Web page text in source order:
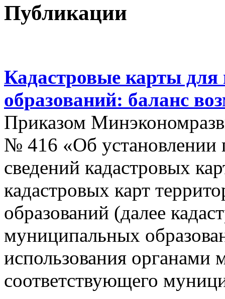
Публикации
Кадастровые карты
образований: баланс
Приказом
№ 416 «Об установлении
сведений кадастровых
кадастровых карт
образований (далее
муниципальных
использования органами
соответствующего